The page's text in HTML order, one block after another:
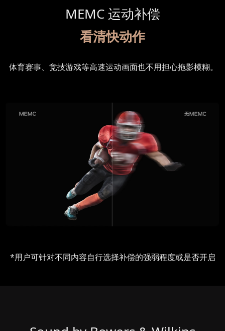
MEMC 运动补偿
看清快动作
体育赛事、竞技游戏等高速运动画面也不用担心拖影模糊。
*用户可针对不同内容自行选择补偿的强弱程度或是否开启